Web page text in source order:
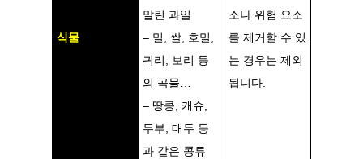
식물
말린 과일
– 밀, 쌀, 호밀,
귀리, 보리 등
의 곡물…
– 땅콩, 캐슈,
두부, 대두 등
과 같은 콩류
소나 위험 요소
를 제거할 수 있
는 경우는 제외
됩니다.